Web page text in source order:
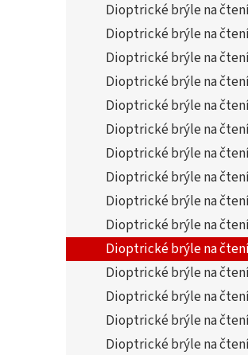
Dioptrické brýle na
Dioptrické brýle na
Dioptrické brýle na
Dioptrické brýle na
Dioptrické brýle na
Dioptrické brýle na
Dioptrické brýle na
Dioptrické brýle na
Dioptrické brýle na
Dioptrické brýle na
Dioptrické brýle na
Dioptrické brýle na
Dioptrické brýle na
Dioptrické brýle na
Dioptrické brýle na